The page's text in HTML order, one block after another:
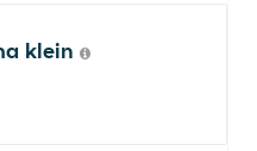
klein